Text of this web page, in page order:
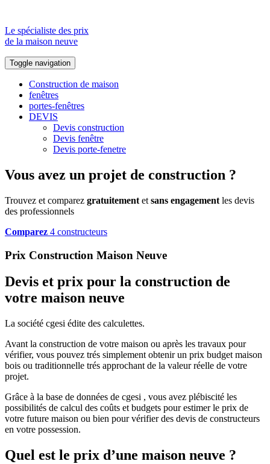
Le spécialiste des prix
de la maison neuve
Toggle navigation
Construction de maison
fenêtres
portes-fenêtres
DEVIS
Devis construction
Devis fenêtre
Devis porte-fenetre
Vous avez un projet de construction ?
Trouvez et comparez gratuitement et sans engagement les devis
des professionnels
Comparez 4 constructeurs
Prix Construction Maison Neuve
Devis et prix pour la construction de
votre maison neuve
La société cgesi édite des calculettes.
Avant la construction de votre maison ou après les travaux pour
vérifier, vous pouvez trés simplement obtenir un prix budget maison
bois ou traditionnelle trés approchant de la valeur réelle de votre
projet.
Grâce à la base de données de cgesi , vous avez plébiscité les
possibilités de calcul des coûts et budgets pour estimer le prix de
votre future maison ou bien pour vérifier des devis de constructeurs
en votre possession.
Quel est le prix d’une maison neuve ?